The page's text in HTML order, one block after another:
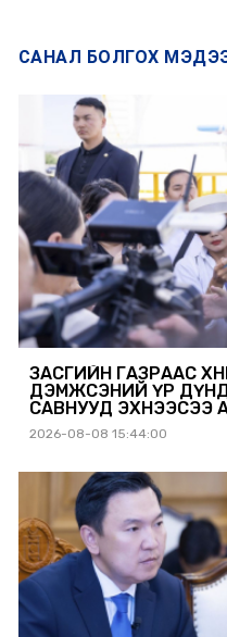
САНАЛ БОЛГОХ
ЗАСГИЙН ГАЗРААС
ДЭМЖСЭНИЙ ҮР ДҮНД ШАТАХУУН
САВНУУД ЭХНЭЭСЭЭ
2026-08-08 15:44:00